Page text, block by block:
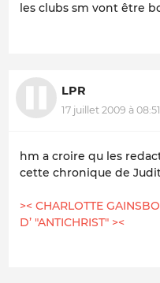
les clubs sm vont être
LPR
17 juillet 2009 à
hm a croire qu les
cette chronique de
>< CHARLOTTE
D’ "ANTICHRIST" ><